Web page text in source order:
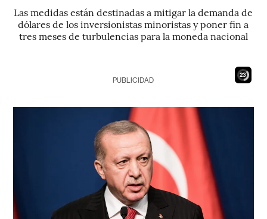
Las medidas están destinadas a mitigar la demanda de
dólares de los inversionistas minoristas y poner fin a
tres meses de turbulencias para la moneda nacional
22
PUBLICIDAD